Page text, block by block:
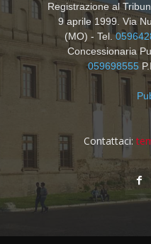
Registrazione al
9 aprile 1999. Via
(MO) - Tel.
Concessionaria
059698555
Contattaci: